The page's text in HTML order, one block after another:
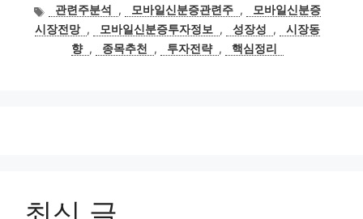
태
그
관련주분석 , 모바일신분증관련주 ,
모바일신분증
시장전망 , 모바일신분증투자정보 , 성장성 ,
시장동
향 , 종목추천 , 투자전략 , 핵심정리